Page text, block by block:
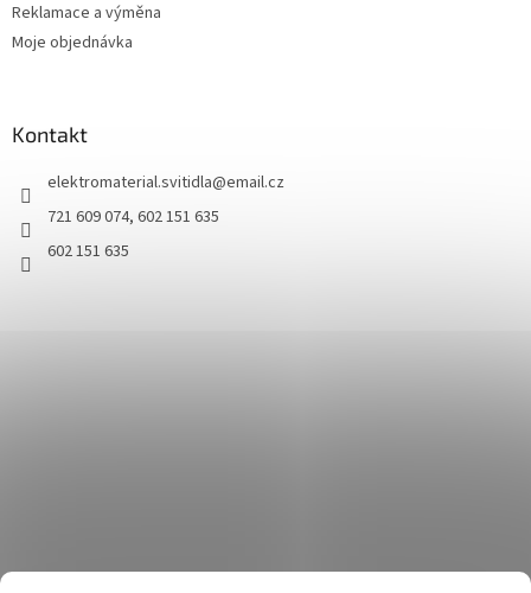
Reklamace a výměna
Moje objednávka
Kontakt
elektromaterial.svitidla@email.cz
721 609 074, 602 151 635
602 151 635